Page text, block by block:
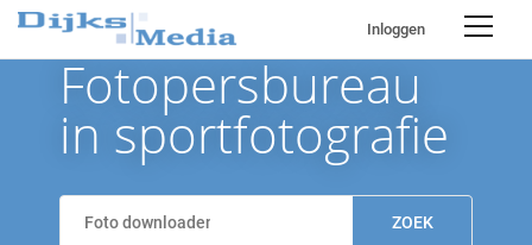
Inloggen
Fotopersbureau
in sportfotografie